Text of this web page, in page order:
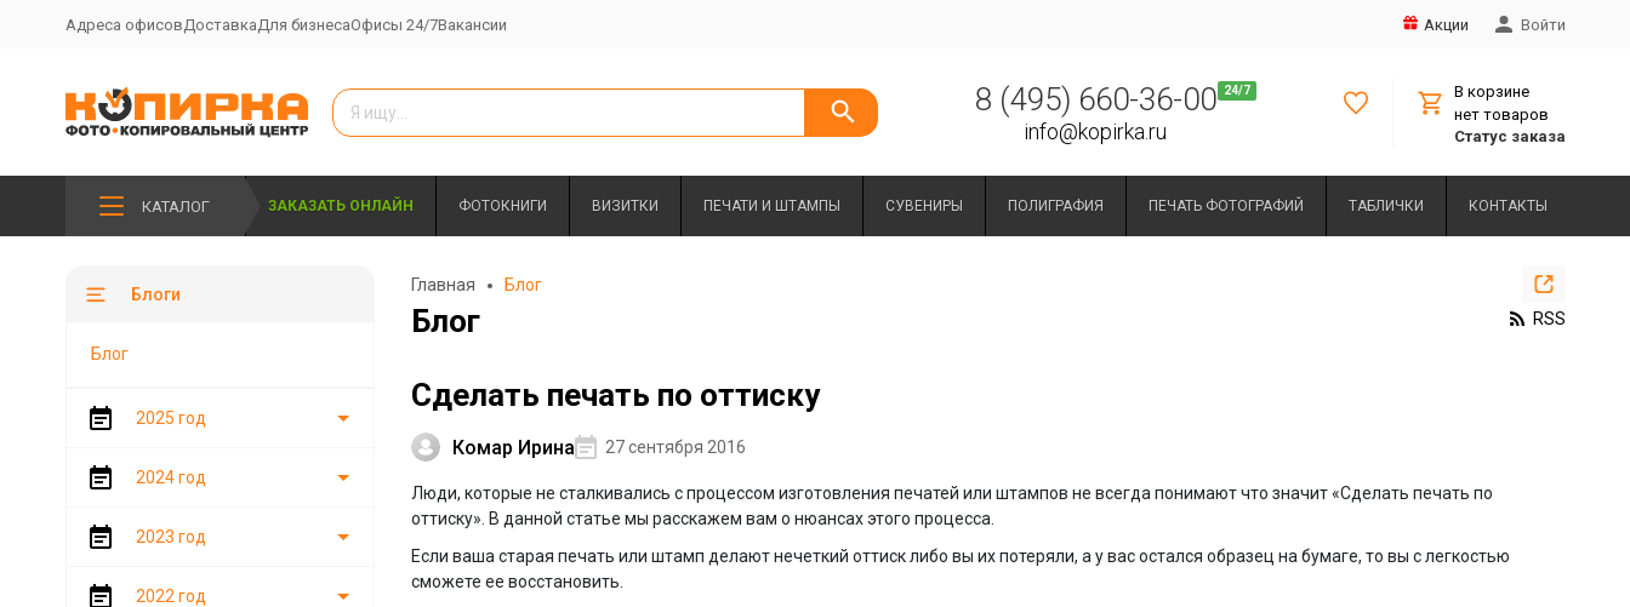
Адреса офисов Доставка Для бизнесаОфисы 24/7Вакансии Акции Войти
8 (495) 660-36-00
info@kopirka.ru
В корзине
нет товаров
Статус заказа
КАТАЛОГ ЗАКАЗАТЬ ОНЛАЙН ФОТОКНИГИ ВИЗИТКИ ПЕЧАТИ И ШТАМПЫ СУВЕНИРЫ ПОЛИГРАФИЯ ПЕЧАТЬ ФОТОГРАФИЙ ТАБЛИЧКИ КОНТАКТЫ
Главная Блог
Блог RSS
Сделать печать по оттиску
Комар Ирина 27 сентября 2016
Люди, которые не сталкивались с процессом изготовления печатей или штампов не всегда понимают что значит «Сделать печать по
оттиску». В данной статье мы расскажем вам о нюансах этого процесса.
Если ваша старая печать или штамп делают нечеткий оттиск либо вы их потеряли, а у вас остался образец на бумаге, то вы с легкостью
сможете ее восстановить.
Блоги
Блог
2025 год
2024 год
2023 год
2022 год